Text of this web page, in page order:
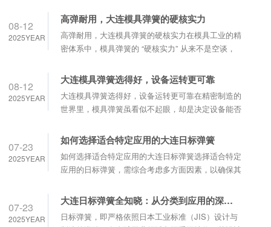
件。从精密仪器到重型机械，它凭借对力的巧妙传导
与转化，默默守护着各类设备的平稳运行。螺旋弹簧
的核心价值源于其独特的力学原理。通过线材螺旋缠
绕成型的结构，当外力作用时，弹簧可通过弹性
08-12
2025YEAR
高弹耐用，大连模具弹簧的硬核实力
高弹耐用，大连模具弹簧的硬核实力在模具工业的精
密体系中，模具弹簧的 “硬核实力” 从来不是空谈，
现。这种藏于金属线圈中的力量，直接决定了模具设
备能否在高强度作业中保持稳定输出。高弹性是模具
弹簧的核心竞争力。优质弹簧采用高纯度合金材料，
经多道轧制工艺锻造出均匀的分子结......
08-12
2025YEAR
大连模具弹簧选得好，设备运转更可靠
大连模具弹簧选得好，设备运转更可靠在精密制造的
世界里，模具弹簧虽看似不起眼，却是决定设备能否
更可靠”，道破了这个小部件与整条生产线效率之间
的紧密关联。优质的大连模具弹簧首先要经得起高压
考验。在冲压、注塑等高频作业中，弹簧需反复承受
数万次甚至数十万次的压缩与回弹，劣质弹簧......
07-23
2025YEAR
如何选择适合特定应用的大连日标弹簧
如何选择适合特定应用的大连日标弹簧选择适合特定
应用的日标弹簧，需综合考虑多方面因素，以确保其
用对弹簧的负载能力要求不同，日标模具弹簧按负载
程度划分的类型为重要参考。如超重负载的 DB 茶色
弹簧适用于承受极大压力的重型机械；重负载的 DH
07-23
2025YEAR
大连日标弹簧全知晓：从分类到应用的深度解读
日标弹簧，即严格依照日本工业标准（JIS）设计与